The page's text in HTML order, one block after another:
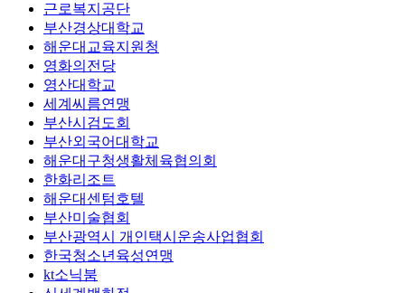
근로복지공단
부산경상대학교
해운대교육지원청
영화의전당
영산대학교
세계씨름연맹
부산시검도회
부산외국어대학교
해운대구청생활체육협의회
한화리조트
해운대센텀호텔
부산미술협회
부산광역시 개인택시운송사업협회
한국청소년육성연맹
kt소닉붐